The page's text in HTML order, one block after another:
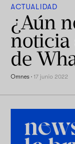
ACTUALIDAD
¿Aún
noticia
de
Omnes ·17 junio 2022